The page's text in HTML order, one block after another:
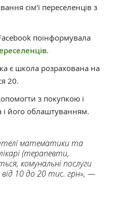
сім'ї переселенців з
поінформувала
.
є школа розрахована на
20.
з покупкою і
його облаштуванням.
математики та
(терапевти,
комунальні послуги
10 до 20 тис. грн», —